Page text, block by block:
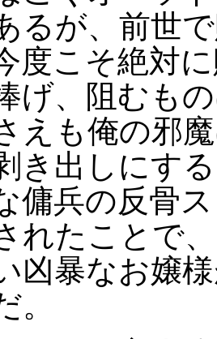
るが、前世
度こそ絶対
げ、阻むも
えも俺の邪
き出しにす
傭兵の反骨
れたことで
凶暴なお嬢
。